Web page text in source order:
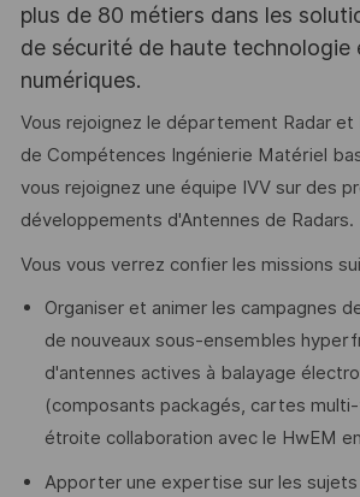
plus de 80 métiers dans les
de sécurité de haute technologie
numériques.
Vous rejoignez le département Radar et
de Compétences Ingénierie Matériel
vous rejoignez une équipe IVV sur des
développements d'Antennes de Radars.
Vous vous verrez confier les missions
Organiser et animer les campagnes
de nouveaux sous-ensembles
d'antennes actives à balayage
(composants packagés, cartes
étroite collaboration avec le HwEM
Apporter une expertise sur les sujets